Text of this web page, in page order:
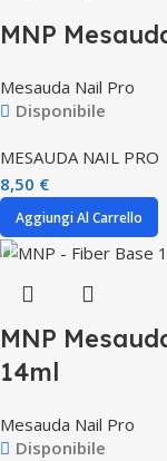
MNP
Mesauda Nail Pro
Disponibile
MESAUDA NAIL PRO
8,50 €
Aggiungi Al Carrello
MNP
14ml
Mesauda Nail Pro
Disponibile